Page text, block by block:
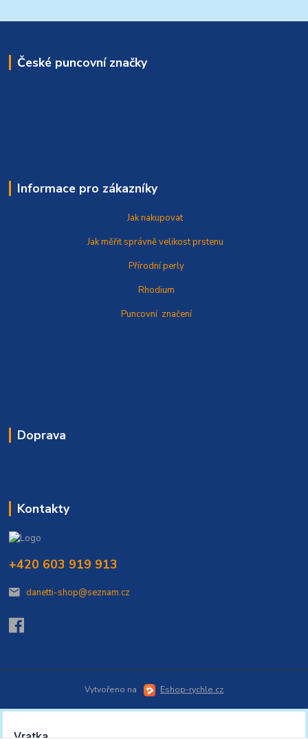
České puncovní značky
Informace pro zákazníky
Jak nakupovat
Jak měřit správněvelikost prstenu
Přírodní perly
Rhodium
Puncovní značení
Doprava
Kontakty
+420 603 919 913
danetti-shop@seznam.cz
Vytvořeno na Eshop-rychle.cz